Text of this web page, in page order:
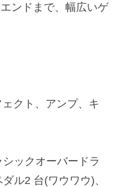
ンドまで、幅広いゲ
クト、アンプ、キ
ックオーバードラ
ル2 台(ワウワウ)、